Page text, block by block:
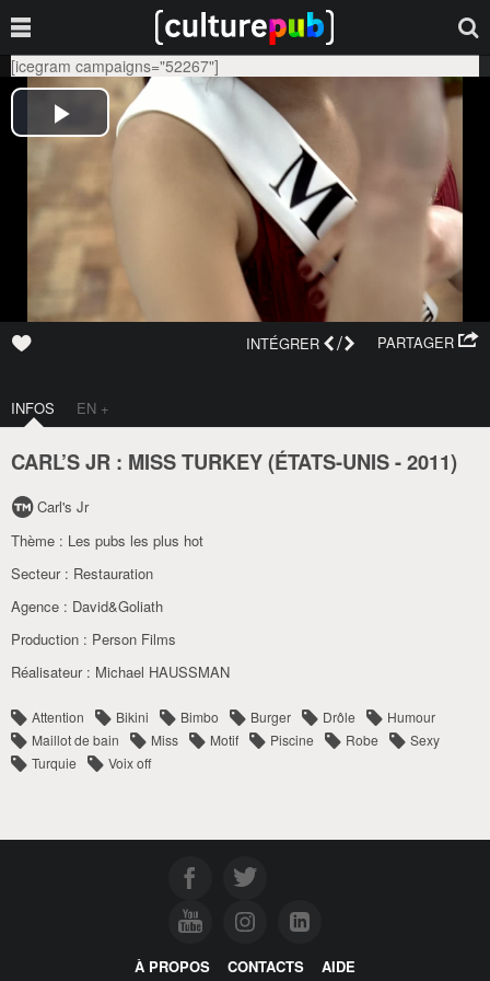
[icegram campaigns="52267"]
PARTAGER
INTÉGRER /
INFOS EN +
CARL’S JR : MISS TURKEY (ÉTATS-UNIS-2011)
Carl's Jr
Thème : Les pubs les plus hot
Secteur : Restauration
Agence : David&Goliath
Production : Person Films
Réalisateur : Michael HAUSSMAN
Attention Bikini Bimbo Burger Drôle
Humour
Maillot de bain
Miss Motif Piscine Robe
Sexy
Turquie
Voix off
À PROPOS CONTACTS AIDE